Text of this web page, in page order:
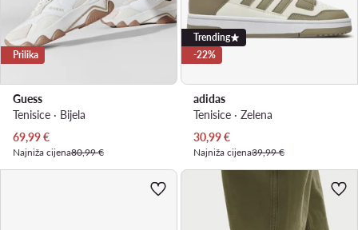
Prilika
Guess
Tenisice · Bijela
Trenutna cijena
69,99€
Najniža cijena80,99 €
Trending
-22%
adidas
Tenisice · Zelena
Trenutna cijena
30,99€
Najniža cijena39,99 €